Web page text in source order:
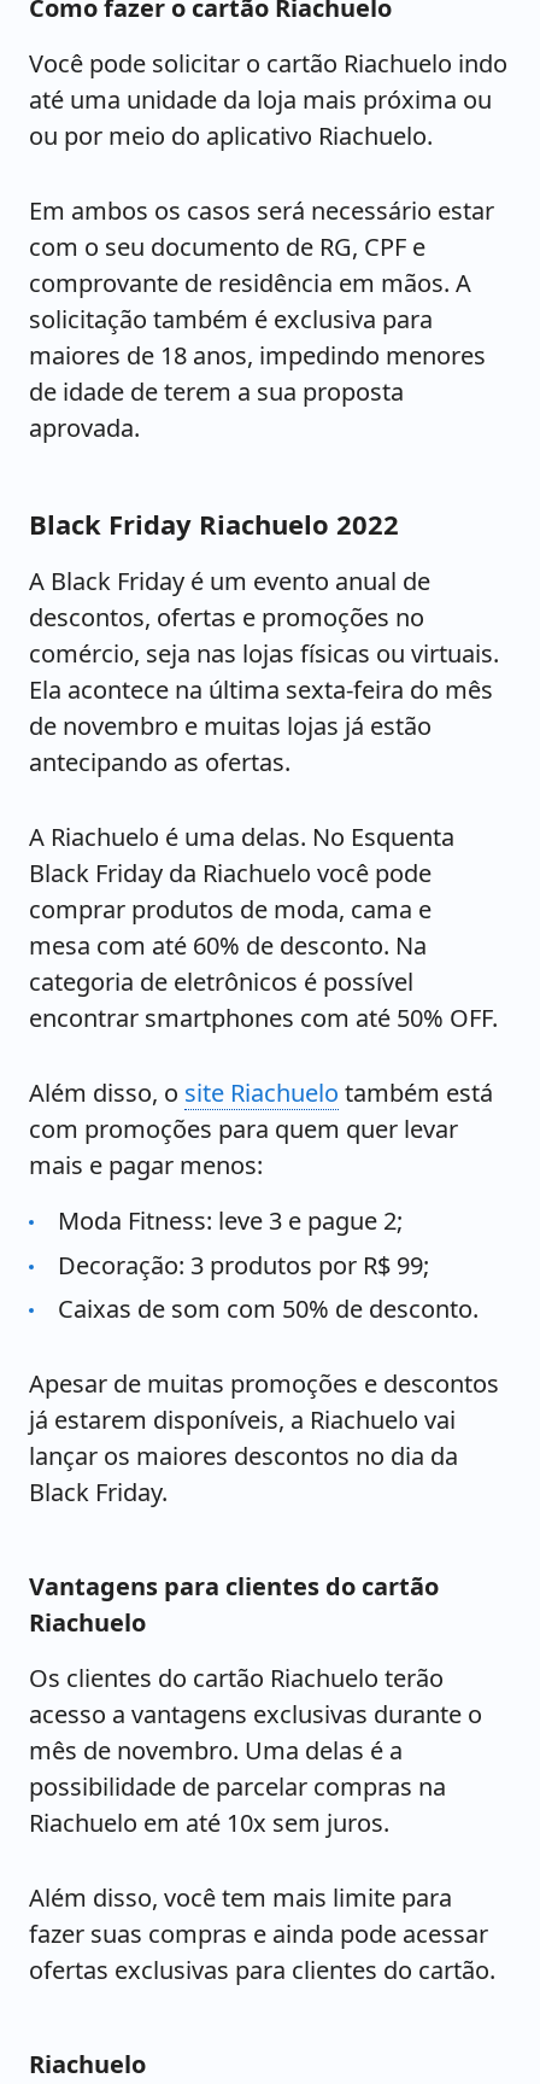
Como fazer o cartão Riachuelo
Você pode solicitar o cartão Riachuelo indo
até uma unidade da loja mais próxima ou
ou por meio do aplicativo Riachuelo.
Em ambos os casos será necessário estar
com o seu documento de RG, CPF e
comprovante de residência em mãos. A
solicitação também é exclusiva para
maiores de 18 anos, impedindo menores
de idade de terem a sua proposta
aprovada.
Black Friday Riachuelo 2022
A Black Friday é um evento anual de
descontos, ofertas e promoções no
comércio, seja nas lojas físicas ou virtuais.
Ela acontece na última sexta-feira do mês
de novembro e muitas lojas já estão
antecipando as ofertas.
A Riachuelo é uma delas. No Esquenta
Black Friday da Riachuelo você pode
comprar produtos de moda, cama e
mesa com até 60% de desconto. Na
categoria de eletrônicos é possível
encontrar smartphones com até 50% OFF.
Além disso, o site Riachuelo também está
com promoções para quem quer levar
mais e pagar menos:
Moda Fitness: leve 3 e pague 2;
Decoração: 3 produtos por R$ 99;
Caixas de som com 50% de desconto.
Apesar de muitas promoções e descontos
já estarem disponíveis, a Riachuelo vai
lançar os maiores descontos no dia da
Black Friday.
Vantagens para clientes do cartão
Riachuelo
Os clientes do cartão Riachuelo terão
acesso a vantagens exclusivas durante o
mês de novembro. Uma delas é a
possibilidade de parcelar compras na
Riachuelo em até 10x sem juros.
Além disso, você tem mais limite para
fazer suas compras e ainda pode acessar
ofertas exclusivas para clientes do cartão.
Riachuelo